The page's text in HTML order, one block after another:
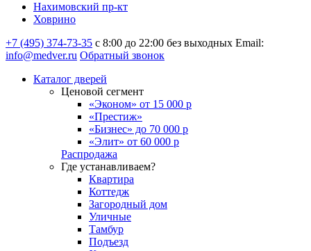
Нахимовский пр-кт
Ховрино
+7 (495) 374-73-35 с 8:00 до 22:00 без выходных Email:
info@medver.ru Обратный звонок
Каталог дверей
Ценовой сегмент
«Эконом» от 15 000 р
«Престиж»
«Бизнес» до 70 000 р
«Элит» от 60 000 р
Распродажа
Где устанавливаем?
Квартира
Коттедж
Загородный дом
Уличные
Тамбур
Подъезд